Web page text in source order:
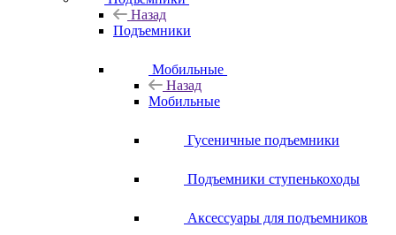
Назад
Подъемники
Мобильные
Назад
Мобильные
Гусеничные подъемники
Подъемники ступенькоходы
Аксессуары для подъемников